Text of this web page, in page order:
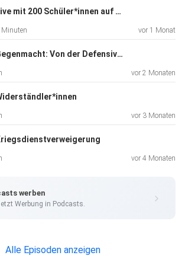
rein und lass dich von Geschichten
haben eine neue Spendenplattform.
Laufenden bei Instagram:
T&T23 Live mit 200 Schüler*innen auf der Phil.Cologne
Minuten vor 1 Monat
T&T22 Gegenmacht: Von der Defensive in die Offensive
vor 2 Monaten
vor 3 Monaten
vor 4 Monaten
werben
Werbung in Podcasts.
Alle Episoden anzeigen